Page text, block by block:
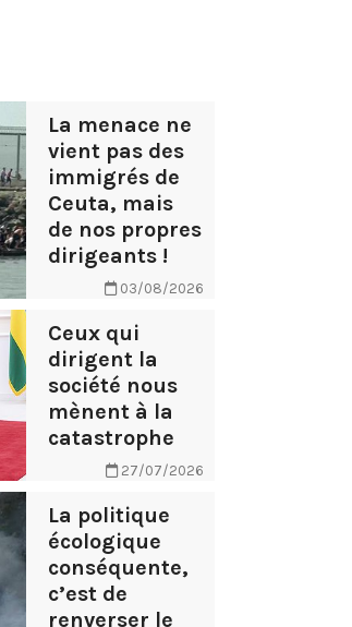
La menace ne
vient pas des
immigrés de
Ceuta, mais
de nos propres
dirigeants !
03/08/2026
Ceux qui
dirigent la
société nous
mènent à la
catastrophe
27/07/2026
La politique
écologique
conséquente,
c’est de
renverser le